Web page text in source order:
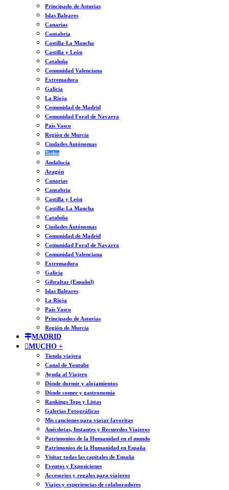
Principado de Asturias
Islas Baleares
Canarias
Cantabria
Castilla-La Mancha
Castilla y León
Cataluña
Comunidad Valenciana
Extremadura
Galicia
La Rioja
Comunidad de Madrid
Comunidad Foral de Navarra
País Vasco
Región de Murcia
Ciudades Autónomas
Todos
Andalucía
Aragón
Canarias
Cantabria
Castilla y León
Castilla-La Mancha
Cataluña
Ciudades Autónomas
Comunidad de Madrid
Comunidad Foral de Navarra
Comunidad Valenciana
Extremadura
Galicia
Gibraltar (Español)
Islas Baleares
La Rioja
País Vasco
Principado de Asturias
Región de Murcia
MADRID
MUCHO +
Tienda viajera
Canal de Youtube
Ayuda al Viajero
Dónde dormir y alojamientos
Dónde comer y gastronomía
Rankings Tops y Listas
Galerías Fotográficas
Mis canciones para viajar favoritas
Anécdotas, Instantes y Recuerdos Viajeros
Patrimonios de la Humanidad en el mundo
Patrimonios de la Humanidad en España
Visitar todas las capitales de España
Eventos y Exposiciones
Accesorios y regalos para viajeros
Viajes y experiencias de colaboradores